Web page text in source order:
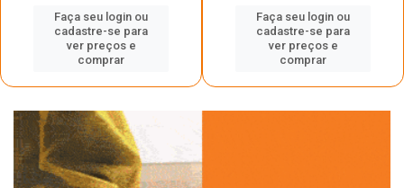
Faça seu login ou
cadastre-se para
ver preços e
comprar
Faça seu login ou
cadastre-se para
ver preços e
comprar